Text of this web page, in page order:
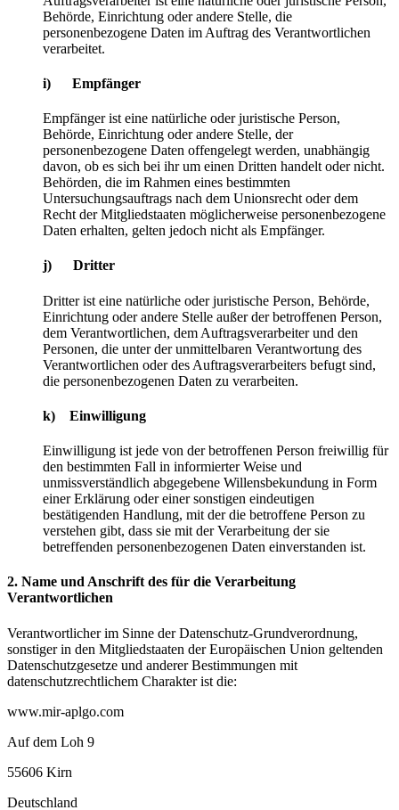
Behörde, Einrichtung oder andere Stelle, die
personenbezogene Daten im Auftrag des Verantwortlichen
verarbeitet.
i) Empfänger
Empfänger ist eine natürliche oder juristische Person,
Behörde, Einrichtung oder andere Stelle, der
personenbezogene Daten offengelegt werden, unabhängig
davon, ob es sich bei ihr um einen Dritten handelt oder nicht.
Behörden, die im Rahmen eines bestimmten
Untersuchungsauftrags nach dem Unionsrecht oder dem
Recht der Mitgliedstaaten möglicherweise personenbezogene
Daten erhalten, gelten jedoch nicht als Empfänger.
j) Dritter
Dritter ist eine natürliche oder juristische Person, Behörde,
Einrichtung oder andere Stelle außer der betroffenen Person,
dem Verantwortlichen, dem Auftragsverarbeiter und den
Personen, die unter der unmittelbaren Verantwortung des
Verantwortlichen oder des Auftragsverarbeiters befugt sind,
die personenbezogenen Daten zu verarbeiten.
k) Einwilligung
Einwilligung ist jede von der betroffenen Person freiwillig für
den bestimmten Fall in informierter Weise und
unmissverständlich abgegebene Willensbekundung in Form
einer Erklärung oder einer sonstigen eindeutigen
bestätigenden Handlung, mit der die betroffene Person zu
verstehen gibt, dass sie mit der Verarbeitung der sie
betreffenden personenbezogenen Daten einverstanden ist.
2. Name und Anschrift des für die Verarbeitung
Verantwortlichen
Verantwortlicher im Sinne der Datenschutz-Grundverordnung,
sonstiger in den Mitgliedstaaten der Europäischen Union geltenden
Datenschutzgesetze und anderer Bestimmungen mit
datenschutzrechtlichem Charakter ist die:
www.mir-aplgo.com
Auf dem Loh 9
55606 Kirn
Deutschland